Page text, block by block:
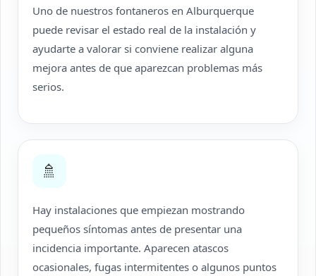
Uno de nuestros fontaneros en Alburquerque
puede revisar el estado real de la instalación y
ayudarte a valorar si conviene realizar alguna
mejora antes de que aparezcan problemas más
serios.
🚿
Hay instalaciones que empiezan mostrando
pequeños síntomas antes de presentar una
incidencia importante. Aparecen atascos
ocasionales, fugas intermitentes o algunos puntos